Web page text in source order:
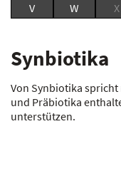
V
W X
Synbiotika
Von Synbiotika
und Präbiotika
unterstützen.